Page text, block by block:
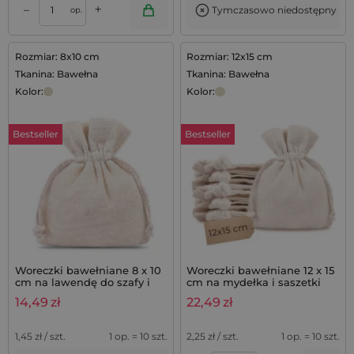
– op. + Tymczasowo niedostępny
Rozmiar: 8x10 cm
Tkanina: Bawełna
Kolor:
Bestseller
Woreczki bawełniane 8 x 10
cm na lawendę do szafy i
szuflad - 10 szt.
14,49 zł
1,45 zł / szt. 1 op. = 10 szt.
Rozmiar: 12x15 cm
Tkanina: Bawełna
Kolor:
Bestseller
Woreczki bawełniane 12 x 15
cm na mydełka i saszetki
lawendowe, komplet 10 szt.
22,49 zł
2,25 zł / szt. 1 op. = 10 szt.